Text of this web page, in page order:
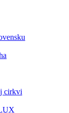
cirkvi